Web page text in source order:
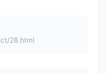
28.html